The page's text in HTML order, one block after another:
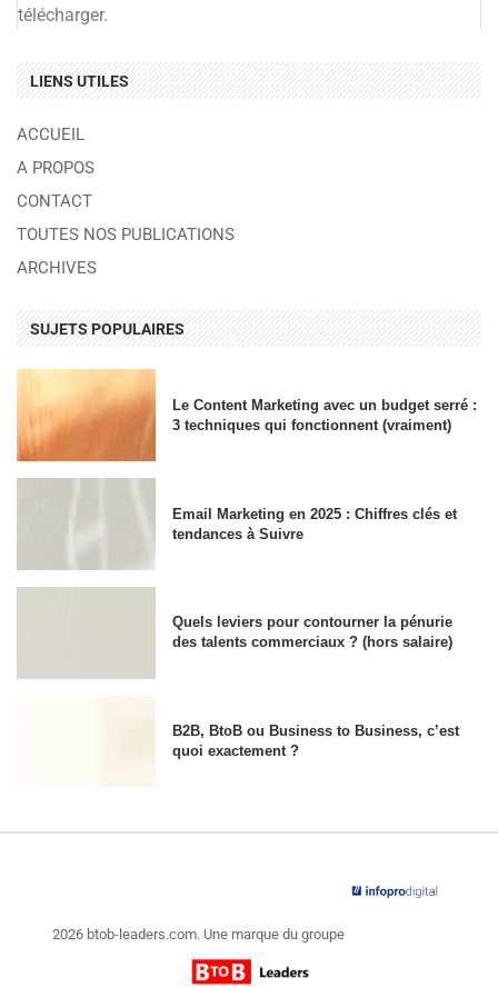
télécharger.
LIENS UTILES
ACCUEIL
A PROPOS
CONTACT
TOUTES NOS PUBLICATIONS
ARCHIVES
SUJETS POPULAIRES
Le Content Marketing avec un budget serré :
3 techniques qui fonctionnent (vraiment)
Email Marketing en 2025 : Chiffres clés et
tendances à Suivre
Quels leviers pour contourner la pénurie
des talents commerciaux ? (hors salaire)
B2B, BtoB ou Business to Business, c’est
quoi exactement ?
2026 btob-leaders.com. Une marque du groupe